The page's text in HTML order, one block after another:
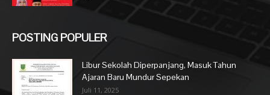
POSTING POPULER
Libur Sekolah Diperpanjang, Masuk Tahun
Ajaran Baru Mundur Sepekan
Juli 11, 2025